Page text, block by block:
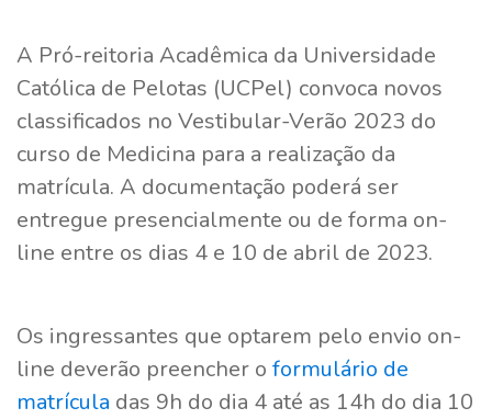
A Pró-reitoria Acadêmica da Universidade
Católica de Pelotas (UCPel) convoca novos
classificados no Vestibular-Verão 2023 do
curso de Medicina para a realização da
matrícula. A documentação poderá ser
entregue presencialmente ou de forma on-
line entre os dias 4 e 10 de abril de 2023.
Os ingressantes que optarem pelo envio on-
line deverão preencher o formulário de
matrícula das 9h do dia 4 até as 14h do dia 10